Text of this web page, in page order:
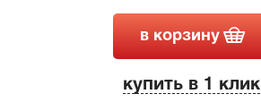
в корзину
купить в 1 клик